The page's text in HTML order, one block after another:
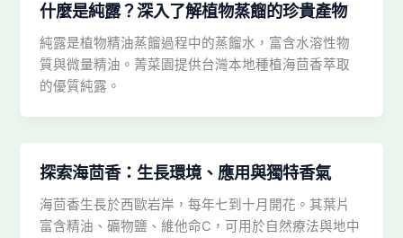
什麼是純露？深入了解植物蒸餾的珍貴產物
純露是植物精油蒸餾過程中的蒸餾水，富含水溶性物
質與微量精油。菁菜園提供台灣本地種植海茴香萃取
的優質純露。
探索海茴香：生長環境、應用與獨特香氣
海茴香生長於西歐岩岸，每年七到十月開花。其葉片
富含精油、礦物鹽、維他命C，可用於自然療法與地中